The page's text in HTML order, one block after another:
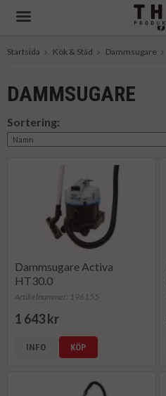
Startsida Kök & Städ Dammsugare
DAMMSUGARE
Sortering:
Dammsugare Activa
HT30.0
Artikelnummer: 196155
1 643 kr
INFO KÖP